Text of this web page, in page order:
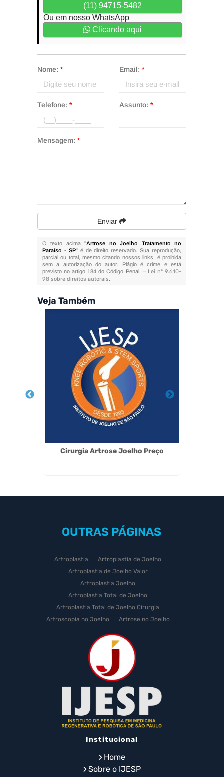
(11) 94715-5482
Ou em nosso WhatsApp
Clicando aqui
Nome: * Email: *
Telefone: * Assunto: *
Mensagem: *
Enviar
O texto acima "Artrose no Joelho Tratamento no
Paraíso - SP" é de direito reservado. Sua reprodução,
parcial ou total, mesmo citando nossos links, é proibida
sem a autorização do autor. Plágio é crime e está
previsto no artigo 184 do Código Penal. – Lei n° 9.610-
98 sobre direitos autorais.
Veja Também
Cirurgia Artrose Joelho Preço
OUTRAS PÁGINAS
Artroplastia
Artroplastia de Joelho
Artroplastia de Joelho Valor
Artroplastia Joelho
Artroplastia Total de Joelho
Artroplastia Total de Joelho Cirurgia
Artroscopia no Joelho
Artrose no Joelho
Artrose no Joelho Cirurgia
Artrose no Joelho Tratamento
Celulas Tronco Joelho
Celula Tronco Esporte
Cirurgia Artroplastia de Joelho
Cirurgia Artroplastia Joelho
Cirurgia Artrose Joelho Preço
Cirurgia de Artroscopia no Joelho
Cirurgia de Cartilagem do Joelho
Cirurgia de Joelho com Prótese
Institucional
Home
Sobre o IJESP